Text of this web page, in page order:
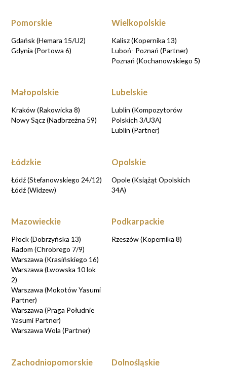
Pomorskie
Gdańsk (Hemara 15/U2)
Gdynia (Portowa 6)
Wielkopolskie
Kalisz (Kopernika 13)
Luboń- Poznań (Partner)
Poznań (Kochanowskiego 5)
Małopolskie
Kraków (Rakowicka 8)
Nowy Sącz (Nadbrzeżna 59)
Lubelskie
Lublin (Kompozytorów
Polskich 3/U3A)
Lublin (Partner)
Łódzkie
Łódź (Stefanowskiego 24/12)
Łódź (Widzew)
Opolskie
Opole (Książąt Opolskich
34A)
Mazowieckie
Płock (Dobrzyńska 13)
Radom (Chrobrego 7/9)
Warszawa (Krasińskiego 16)
Warszawa (Lwowska 10 lok
2)
Warszawa (Mokotów Yasumi
Partner)
Warszawa (Praga Południe
Yasumi Partner)
Warszawa Wola (Partner)
Podkarpackie
Rzeszów (Kopernika 8)
Zachodniopomorskie Dolnośląskie